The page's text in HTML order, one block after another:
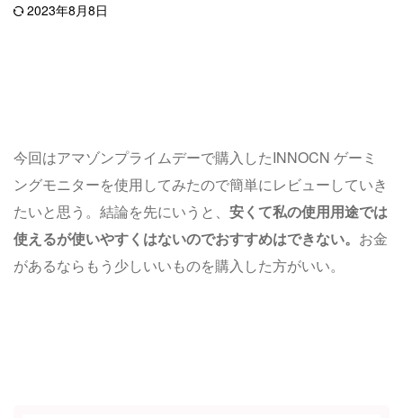
2023年8月8日
今回はアマゾンプライムデーで購入したINNOCN ゲーミ
ングモニターを使用してみたので簡単にレビューしていき
たいと思う。結論を先にいうと、 安くて私の使用用途では
使えるが使いやすくはないのでおすすめはできない。 お金
があるならもう少しいいものを購入した方がいい。